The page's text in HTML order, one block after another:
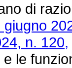
di
n. 120,
le